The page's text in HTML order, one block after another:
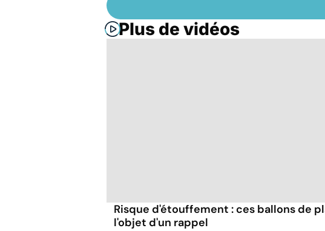
Plus de vidéos
Risque d'étouffement : ces ballons de
l'objet d'un rappel